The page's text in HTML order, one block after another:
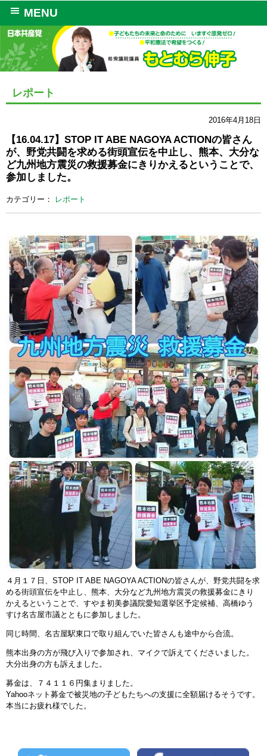
MENU
レポート
2016年4月18日
【16.04.17】STOP IT ABE NAGOYA ACTIONの皆さん
が、野党共闘を求める街頭宣伝を中止し、熊本、大分な
ど九州地方震災の救援募金にきりかえるということで、
参加しました。
カテゴリー： レポート
４月１７日、STOP IT ABE NAGOYA ACTIONの皆さんが、野党共闘を求
める街頭宣伝を中止し、熊本、大分など九州地方震災の救援募金にきり
かえるということで、すやま初美参議院愛知選挙区予定候補、高橋ゆう
すけ名古屋市議とともに参加しました。
同じ時間、名古屋駅東口で取り組んでいた皆さんも途中から合流。
熊本出身の方が飛び入りで参加され、マイクで訴えてくださいました。
大分出身の方も訴えました。
募金は、７４１１６円集まりました。
Yahooネット募金で被災地の子どもたちへの支援に全額届けるそうです。
本当にお疲れ様でした。